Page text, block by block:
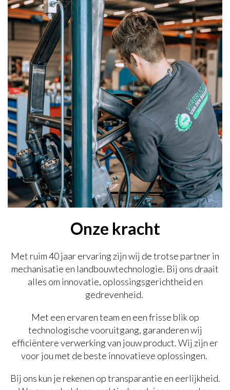
Onze kracht
Met ruim 40 jaar ervaring zijn wij de trotse partner in
mechanisatie en landbouwtechnologie. Bij ons draait
alles om innovatie, oplossingsgerichtheid en
gedrevenheid.
Met een ervaren team en een frisse blik op
technologische vooruitgang, garanderen wij
efficiëntere verwerking van jouw product. Wij zijn er
voor jou met de beste innovatieve oplossingen.
Bij ons kun je rekenen op transparantie en eerlijkheid.